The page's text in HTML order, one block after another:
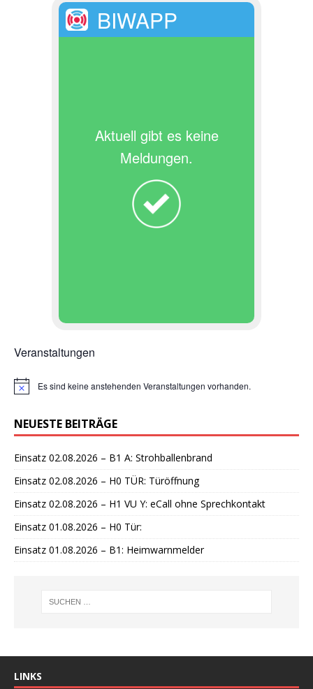
BIWAPP
Aktuell gibt es keine
Meldungen.
Veranstaltungen
H
w
e
s
Es sind keine anstehenden Veranstaltungen vorhanden.
NEUESTE BEITRÄGE
Einsatz 02.08.2026 – B1 A: Strohballenbrand
Einsatz 02.08.2026 – H0 TÜR: Türöffnung
Einsatz 02.08.2026 – H1 VU Y: eCall ohne Sprechkontakt
Einsatz 01.08.2026 – H0 Tür:
Einsatz 01.08.2026 – B1: Heimwarnmelder
LINKS